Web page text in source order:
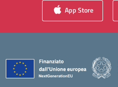
App Store